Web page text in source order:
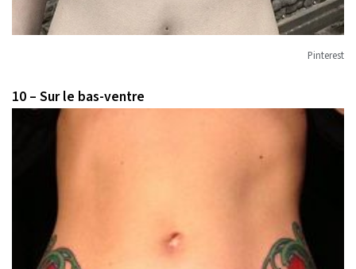
Pinterest
10 – Sur le bas-ventre